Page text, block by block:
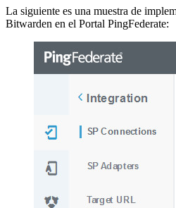
La siguiente es una muestra de
Bitwarden en el Portal PingFederate: